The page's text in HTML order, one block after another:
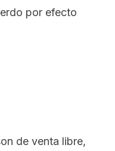
por efecto
de venta libre,